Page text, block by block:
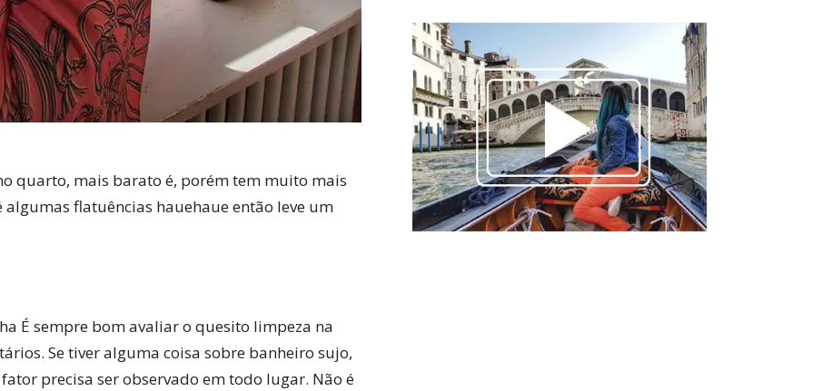
quarto, mais barato é, porém tem muito mais
flatuências hauehaue então leve um
É sempre bom avaliar o quesito limpeza na
Se tiver alguma coisa sobre banheiro sujo,
precisa ser observado em todo lugar. Não é